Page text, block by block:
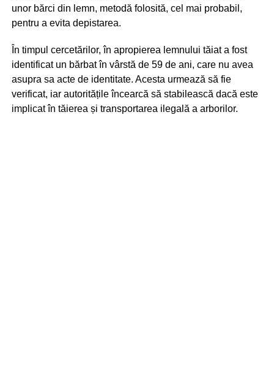
unor bărci din lemn, metodă folosită, cel mai probabil,
pentru a evita depistarea.
În timpul cercetărilor, în apropierea lemnului tăiat a fost
identificat un bărbat în vârstă de 59 de ani, care nu avea
asupra sa acte de identitate. Acesta urmează să fie
verificat, iar autoritățile încearcă să stabilească dacă este
implicat în tăierea și transportarea ilegală a arborilor.